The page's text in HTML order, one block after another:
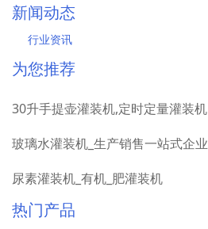
新闻动态
行业资讯
为您推荐
30升手提壶灌装机,定时定量灌装机
玻璃水灌装机_生产销售一站式企业
尿素灌装机_有机_肥灌装机
热门产品